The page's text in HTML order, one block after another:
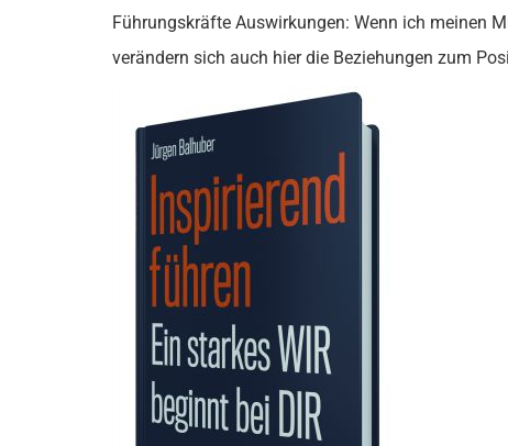
Führungskräfte Auswirkungen: Wenn ich meinen
verändern sich auch hier die Beziehungen zum